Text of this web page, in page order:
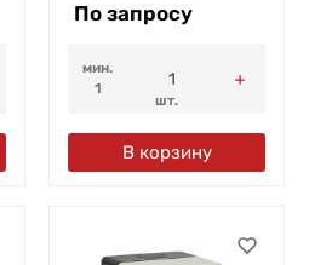
По запросу
мин.
1
шт.
В корзину